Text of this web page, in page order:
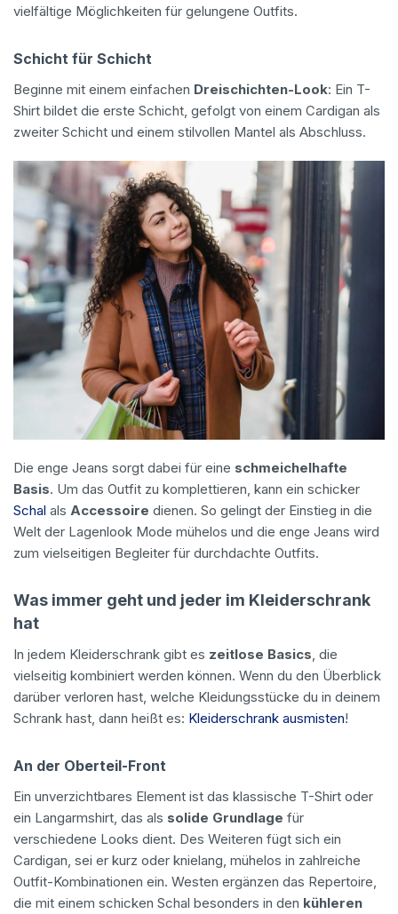
vielfältige Möglichkeiten für gelungene Outfits.
Schicht für Schicht
Beginne mit einem einfachen Dreischichten-Look: Ein T-
Shirt bildet die erste Schicht, gefolgt von einem Cardigan als
zweiter Schicht und einem stilvollen Mantel als Abschluss.
Die enge Jeans sorgt dabei für eine schmeichelhafte
Basis. Um das Outfit zu komplettieren, kann ein schicker
Schal als Accessoire dienen. So gelingt der Einstieg in die
Welt der Lagenlook Mode mühelos und die enge Jeans wird
zum vielseitigen Begleiter für durchdachte Outfits.
Was immer geht und jeder im Kleiderschrank
hat
In jedem Kleiderschrank gibt es zeitlose Basics, die
vielseitig kombiniert werden können. Wenn du den Überblick
darüber verloren hast, welche Kleidungsstücke du in deinem
Schrank hast, dann heißt es: Kleiderschrank ausmisten!
An der Oberteil-Front
Ein unverzichtbares Element ist das klassische T-Shirt oder
ein Langarmshirt, das als solide Grundlage für
verschiedene Looks dient. Des Weiteren fügt sich ein
Cardigan, sei er kurz oder knielang, mühelos in zahlreiche
Outfit-Kombinationen ein. Westen ergänzen das Repertoire,
die mit einem schicken Schal besonders in den kühleren